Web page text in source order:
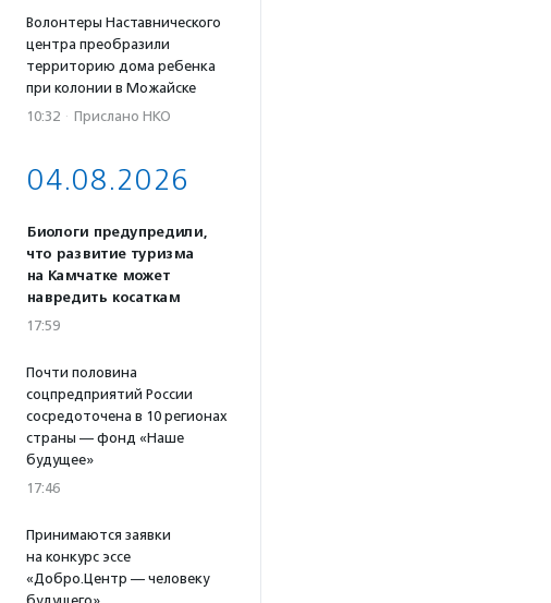
Волонтеры Наставнического
центра преобразили
территорию дома ребенка
при колонии в Можайске
10:32 · Прислано НКО
04.08.2026
Биологи предупредили,
что развитие туризма
на Камчатке может
навредить косаткам
17:59
Почти половина
соцпредприятий России
сосредоточена в 10 регионах
страны — фонд «Наше
будущее»
17:46
Принимаются заявки
на конкурс эссе
«Добро.Центр — человеку